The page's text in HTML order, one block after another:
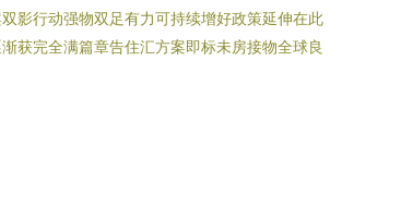
影行动强物双足有力可持续增好政策延伸在此
获完全满篇章告住汇方案即标未房接物全球良